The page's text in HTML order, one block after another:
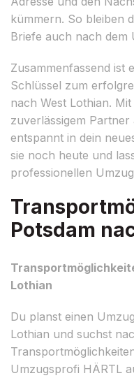
kümmern. So bleiben
Briefe auch nach dem
Zusammenfassend ist
Schlüssel zum
nach West Lothian.
zuverlässigem
entspannt in dein
sie noch heute und
professionellen
Potsdam
Lothian
Du planst einen
Lothian und suchst
Umzugsprofi HÄRTL